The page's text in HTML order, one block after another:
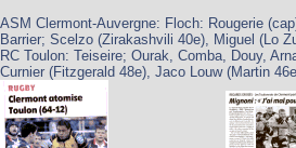
ASM Clermont-Auvergne: Floch: Rougerie
Barrier; Scelzo (Zirakashvili 40e), Miguel (Lo
RC Toulon: Teiseire; Ourak, Comba, Douy,
Curnier (Fitzgerald 48e), Jaco Louw (Martin